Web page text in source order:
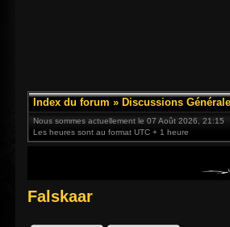
Index du forum » Discussions
Nous sommes actuellement le 07 Août 2026, 21:15
Les heures sont au format UTC + 1 heure
Falskaar